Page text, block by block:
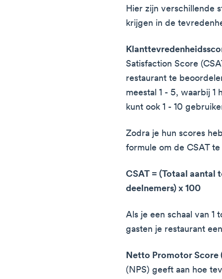
Hier zijn verschillende
krijgen in de
Satisfaction Score
restaurant te
meestal 1 - 5, waarbij 1
kunt ook 1 - 10
Zodra je hun scores
formule om de CSAT
CSAT = (Totaal aantal
deelnemers) x 100
Als je een schaal van
gasten je restaurant
Netto Promotor Score
(NPS) geeft aan hoe